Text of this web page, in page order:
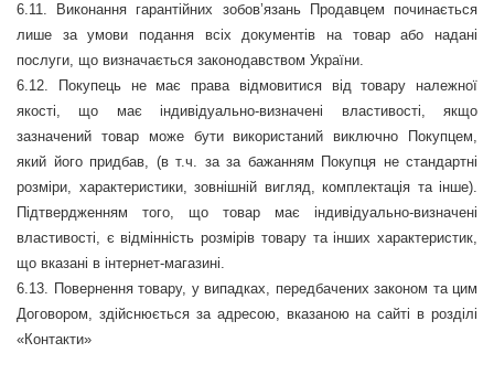
6.11. Виконання гарантійних зобов’язань Продавцем починається
лише за умови подання всіх документів на товар або надані
послуги, що визначається законодавством України.
6.12. Покупець не має права відмовитися від товару належної
якості, що має індивідуально-визначені властивості, якщо
зазначений товар може бути використаний виключно Покупцем,
який його придбав, (в т.ч. за за бажанням Покупця не стандартні
розміри, характеристики, зовнішній вигляд, комплектація та інше).
Підтвердженням того, що товар має індивідуально-визначені
властивості, є відмінність розмірів товару та інших характеристик,
що вказані в інтернет-магазині.
6.13. Повернення товару, у випадках, передбачених законом та цим
Договором, здійснюється за адресою, вказаною на сайті в розділі
«Контакти»